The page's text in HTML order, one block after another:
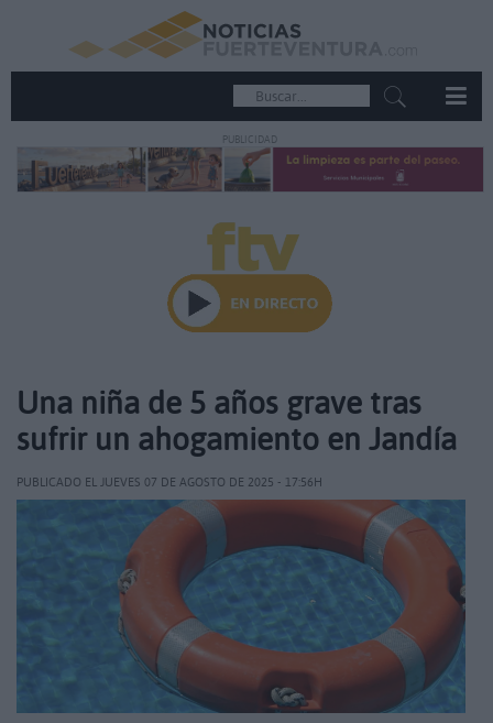
PUBLICIDAD
Una niña de 5 años grave tras
sufrir un ahogamiento en Jandía
PUBLICADO EL JUEVES 07 DE AGOSTO DE 2025 - 17:56H